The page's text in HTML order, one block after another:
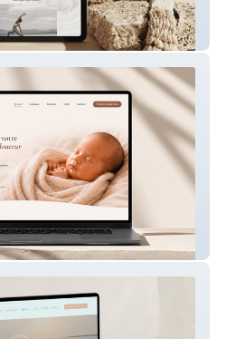
de yoga en
périnatal